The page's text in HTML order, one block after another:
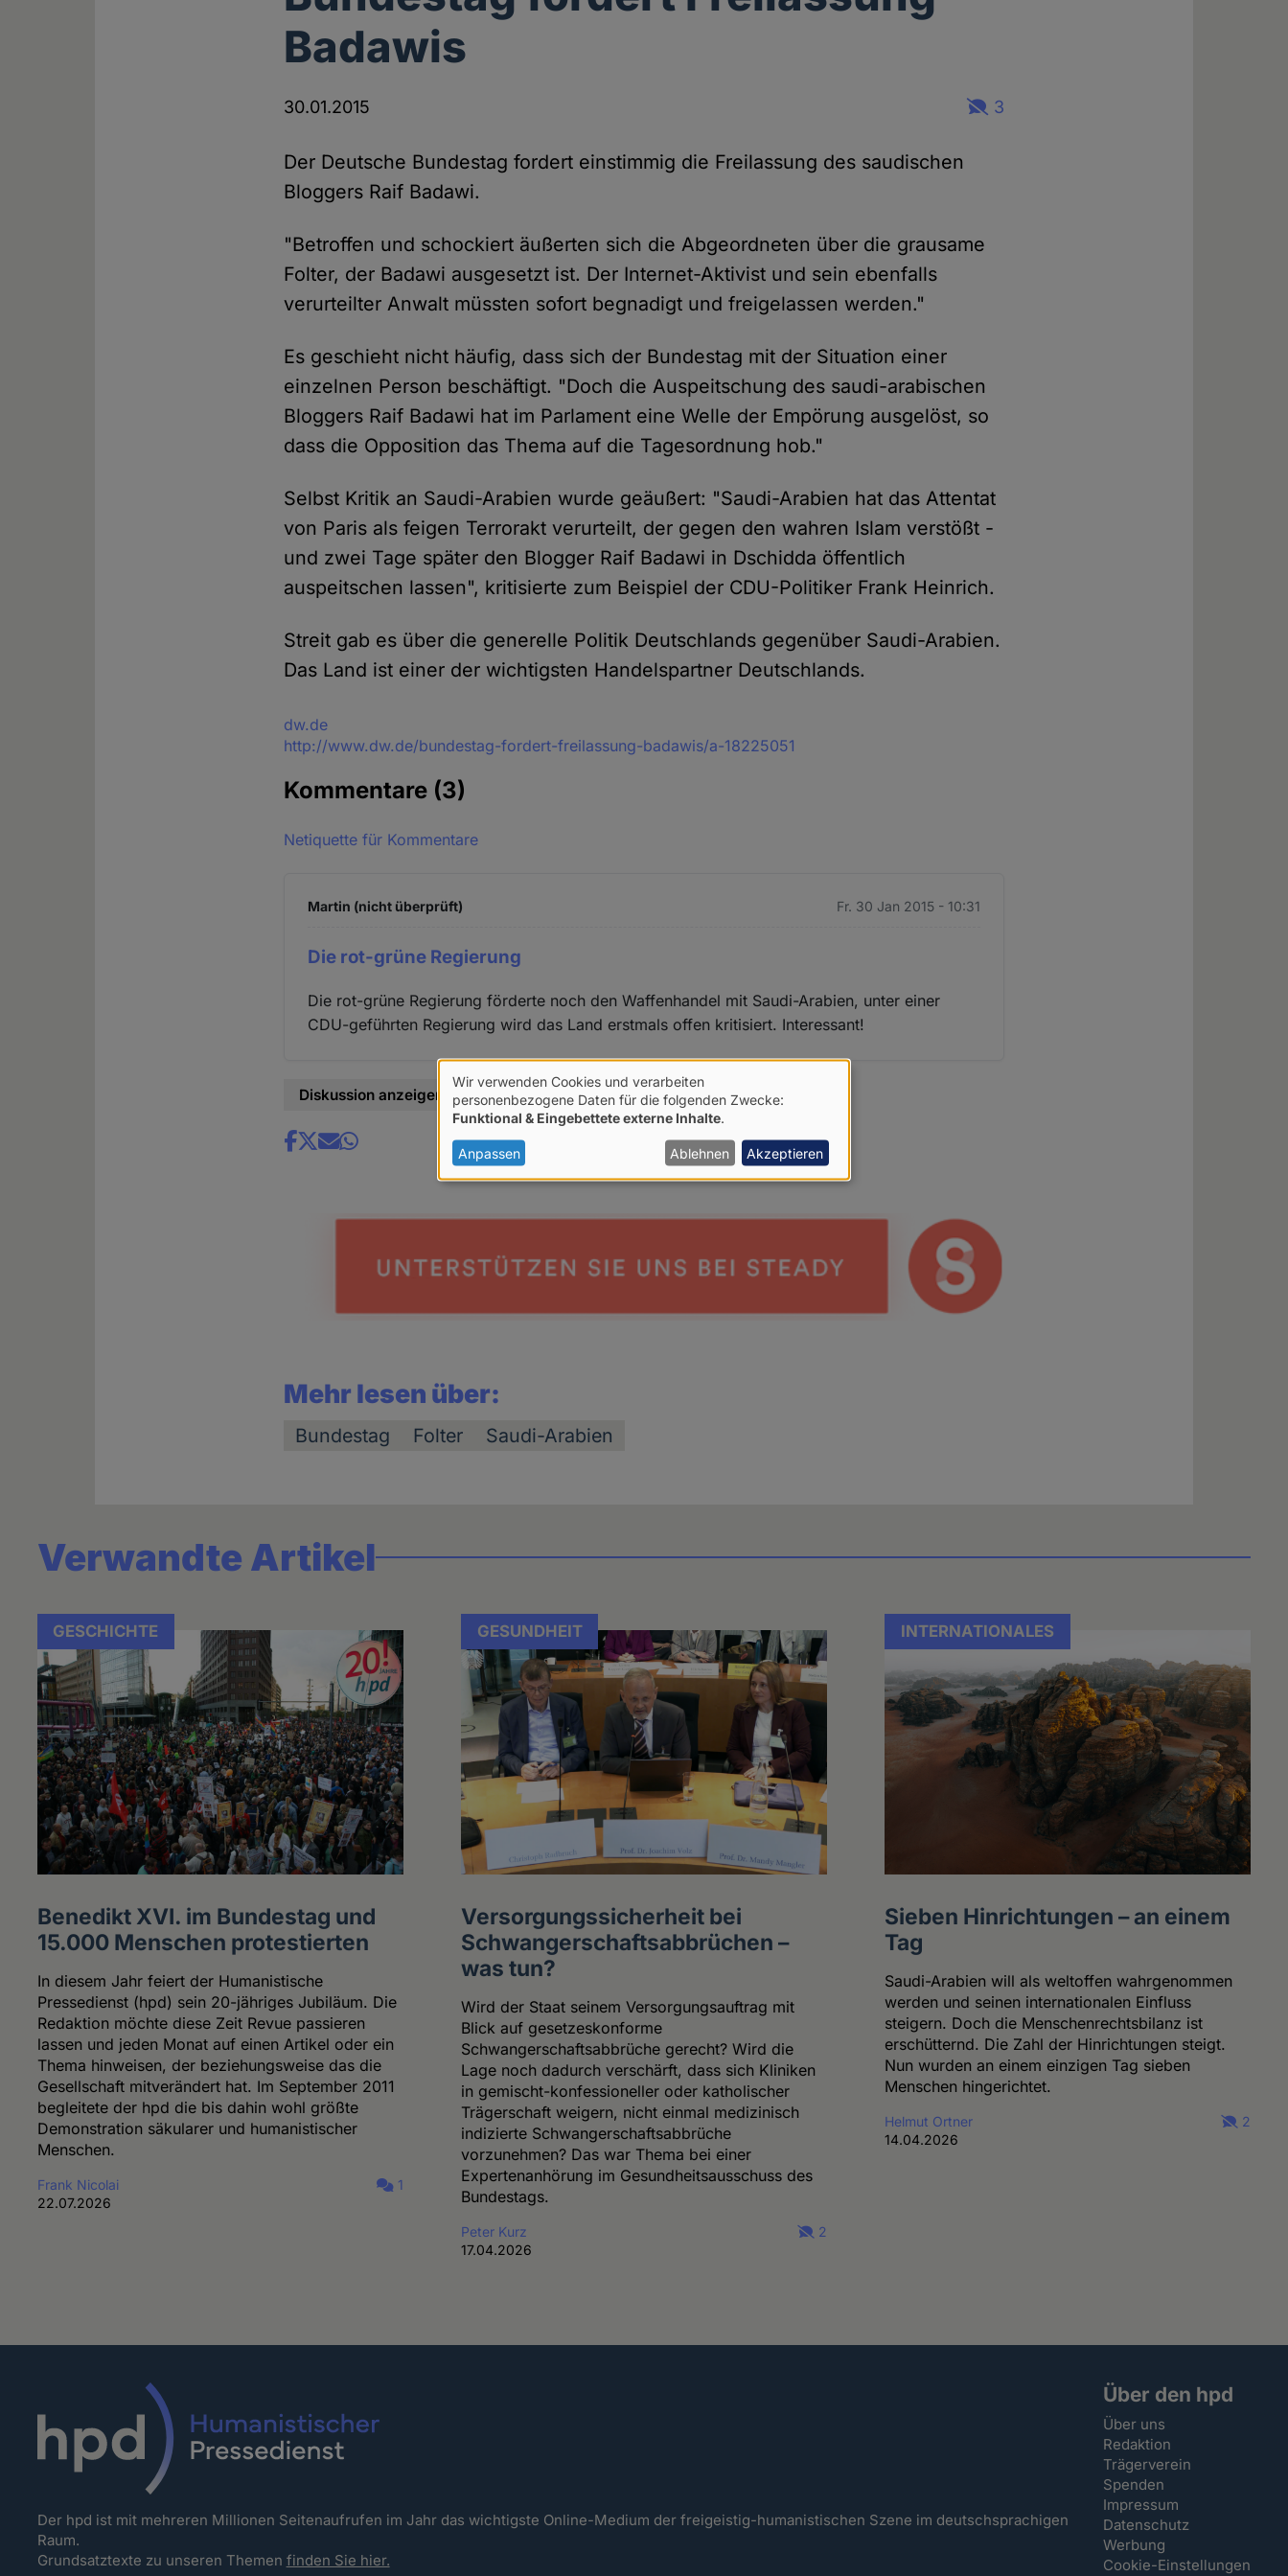
Badawis
30.01.2015 3
Der Deutsche Bundestag fordert einstimmig die Freilassung des saudischen
Bloggers Raif Badawi.
"Betroffen und schockiert äußerten sich die Abgeordneten über die grausame
Folter, der Badawi ausgesetzt ist. Der Internet-Aktivist und sein ebenfalls
verurteilter Anwalt müssten sofort begnadigt und freigelassen werden."
Es geschieht nicht häufig, dass sich der Bundestag mit der Situation einer
einzelnen Person beschäftigt. "Doch die Auspeitschung des saudi-arabischen
Bloggers Raif Badawi hat im Parlament eine Welle der Empörung ausgelöst, so
dass die Opposition das Thema auf die Tagesordnung hob."
Selbst Kritik an Saudi-Arabien wurde geäußert: "Saudi-Arabien hat das Attentat
von Paris als feigen Terrorakt verurteilt, der gegen den wahren Islam verstößt -
und zwei Tage später den Blogger Raif Badawi in Dschidda öffentlich
auspeitschen lassen", kritisierte zum Beispiel der CDU-Politiker Frank Heinrich.
Streit gab es über die generelle Politik Deutschlands gegenüber Saudi-Arabien.
Das Land ist einer der wichtigsten Handelspartner Deutschlands.
Quelle
dw.de
http://www.dw.de/bundestag-fordert-freilassung-badawis/a-18225051
Kommentare (3)
Netiquette für Kommentare
Martin (nicht überprüft) Fr. 30 Jan 2015 - 10:31
Die rot-grüne Regierung
Die rot-grüne Regierung förderte noch den Waffenhandel mit Saudi-Arabien, unter einer
CDU-geführten Regierung wird das Land erstmals offen kritisiert. Interessant!
Diskussion anzeigen
Share
Mehr lesen über:
Bundestag Folter Saudi-Arabien
Verwandte Artikel
GESCHICHTE
Benedikt XVI. im Bundestag und
15.000 Menschen protestierten
In diesem Jahr feiert der Humanistische
Pressedienst (hpd) sein 20-jähriges Jubiläum. Die
Redaktion möchte diese Zeit Revue passieren
lassen und jeden Monat auf einen Artikel oder ein
Thema hinweisen, der beziehungsweise das die
Gesellschaft mitverändert hat. Im September 2011
begleitete der hpd die bis dahin wohl größte
Demonstration säkularer und humanistischer
Menschen.
Frank Nicolai
22.07.2026
1
GESUNDHEIT
Versorgungssicherheit bei
Schwangerschaftsabbrüchen –
was tun?
Wird der Staat seinem Versorgungsauftrag mit
Blick auf gesetzeskonforme
Schwangerschaftsabbrüche gerecht? Wird die
Lage noch dadurch verschärft, dass sich Kliniken
in gemischt-konfessioneller oder katholischer
Trägerschaft weigern, nicht einmal medizinisch
indizierte Schwangerschaftsabbrüche
vorzunehmen? Das war Thema bei einer
Expertenanhörung im Gesundheitsausschuss des
Bundestags.
Peter Kurz
17.04.2026
2
INTERNATIONALES
Sieben Hinrichtungen – an einem
Tag
Saudi-Arabien will als weltoffen wahrgenommen
werden und seinen internationalen Einfluss
steigern. Doch die Menschenrechtsbilanz ist
erschütternd. Die Zahl der Hinrichtungen steigt.
Nun wurden an einem einzigen Tag sieben
Menschen hingerichtet.
Helmut Ortner
14.04.2026
2
Der hpd ist mit mehreren Millionen Seitenaufrufen im Jahr das wichtigste Online-Medium der freigeistig-humanistischen Szene im deutschsprachigen
Raum.
Grundsatztexte zu unseren Themen finden Sie hier.
Über den hpd
Über uns
Redaktion
Trägerverein
Spenden
Impressum
Datenschutz
Werbung
Cookie-Einstellungen
Verwendung
von
personenbezogenen
Daten
Wir verwenden Cookies und verarbeiten
personenbezogene Daten für die folgenden Zwecke:
Funktional & Eingebettete externe Inhalte.
Anpassen Ablehnen Akzeptieren